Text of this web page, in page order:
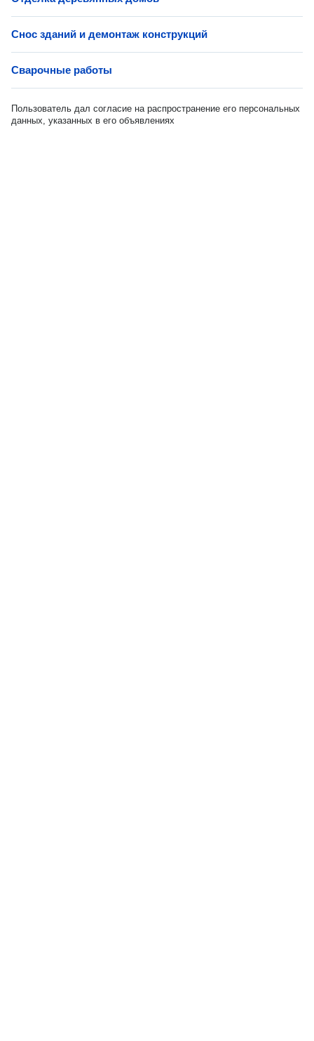
Снос зданий и демонтаж конструкций
Сварочные работы
Пользователь дал согласие на распространение его персональных
данных, указанных в его объявлениях